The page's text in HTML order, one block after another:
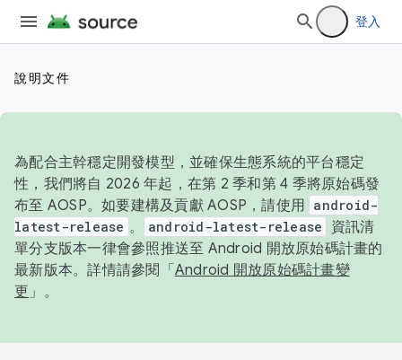
登入
說明文件
為配合主幹穩定開發模型，並確保生態系統的平台穩定
性，我們將自 2026 年起，在第 2 季和第 4 季將原始碼發
布至 AOSP。如要建構及貢獻 AOSP，請使用 android-
latest-release 。 android-latest-release
資訊清
單分支版本一律會參照推送至 Android 開放原始碼計畫的
最新版本。詳情請參閱「 Android 開放原始碼計畫變
更 」。